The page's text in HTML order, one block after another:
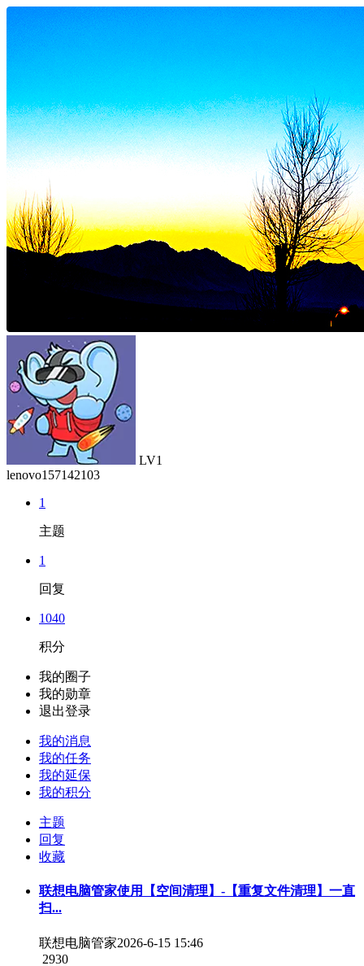
LV1
lenovo157142103
1
主题
1
回复
1040
积分
我的圈子
我的勋章
退出登录
我的消息
我的任务
我的延保
我的积分
主题
回复
收藏
联想电脑管家使用【空间清理】-【重复文件清理】一直
扫...
联想电脑管家2026-6-15 15:46
2930